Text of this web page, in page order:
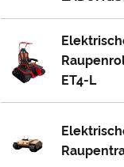
ET4-L